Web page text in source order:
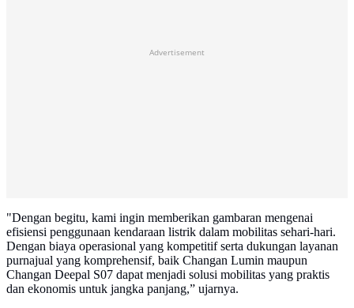
Advertisement
"Dengan begitu, kami ingin memberikan gambaran mengenai
efisiensi penggunaan kendaraan listrik dalam mobilitas sehari-hari.
Dengan biaya operasional yang kompetitif serta dukungan layanan
purnajual yang komprehensif, baik Changan Lumin maupun
Changan Deepal S07 dapat menjadi solusi mobilitas yang praktis
dan ekonomis untuk jangka panjang,” ujarnya.